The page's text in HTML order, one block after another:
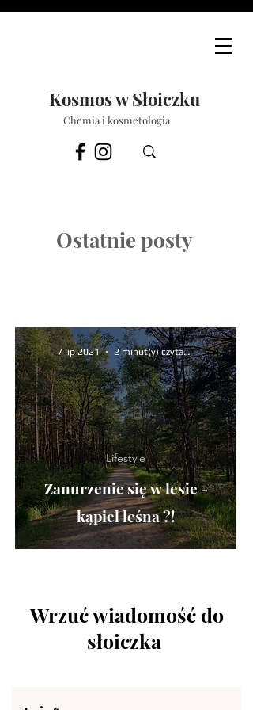
Kosmos w Słoiczku
Chemia i kosmetologia
Ostatnie posty
Zanurzenie się w lesie -
kąpiel leśna ?!
Lifestyle
7 lip 2021 2 minut(y) czytania
Wrzuć wiadomość do
słoiczka